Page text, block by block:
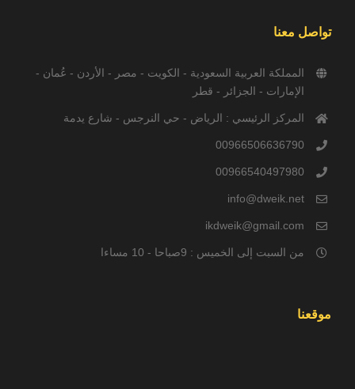
تواصل معنا
المملكة العربية السعودية - الكويت - مصر - الأردن - عُمان -
الإمارات - الجزائر - قطر
المركز الرئيسي : الرياض - حي النرجس - شارع يدمة
00966506636790
00966540497980
info@dweik.net
ikdweik@gmail.com
من السبت إلى الخميس : 9صباحا - 10 مساءا
موقعنا